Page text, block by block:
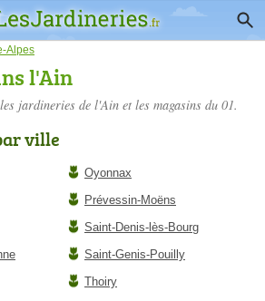
Alpes
l'Ain
jardineries de l'Ain et les magasins du 01.
ville
Oyonnax
Prévessin-Moëns
Saint-Denis-lès-Bourg
Saint-Genis-Pouilly
Thoiry